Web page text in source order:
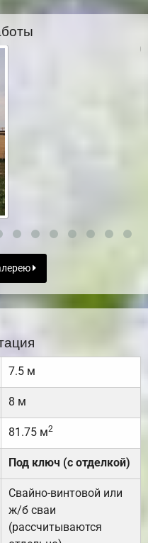
7.5 м
8 м
81.75 м2
Под ключ (с отделкой)
Свайно-винтовой или
ж/б сваи
(рассчитываются